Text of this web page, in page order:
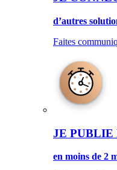
d’autres
Faites
JE PUBLIE
en moins de 2